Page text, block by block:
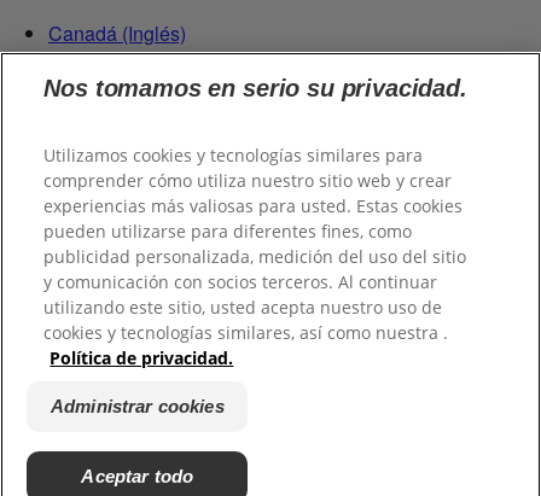
Canadá (Inglés)
Canadá (Francés)
Estados Unidos
Centroamérica
Guatemala
Suramérica
Chile
Colombia
Ecuador
Perú
Paraguay
Venezuela
Nos tomamos en serio su privacidad.
Utilizamos cookies y tecnologías similares para
comprender cómo utiliza nuestro sitio web y crear
experiencias más valiosas para usted. Estas cookies
pueden utilizarse para diferentes fines, como
publicidad personalizada, medición del uso del sitio
y comunicación con socios terceros. Al continuar
utilizando este sitio, usted acepta nuestro uso de
cookies y tecnologías similares, así como nuestra .
Política de privacidad.
Administrar cookies
Aceptar todo